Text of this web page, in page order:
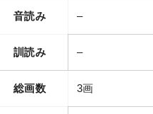
音読み –
訓読み –
総画数 3画